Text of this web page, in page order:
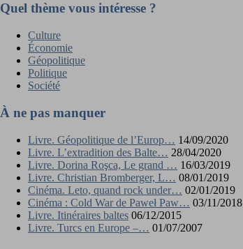
Quel thème vous intéresse ?
Culture
Économie
Géopolitique
Politique
Société
À ne pas manquer
Livre. Géopolitique de l’Europ… 14/09/2020
Livre. L’extradition des Balte… 28/04/2020
Livre. Dorina Roşca, Le grand … 16/03/2019
Livre. Christian Bromberger, L… 08/01/2019
Cinéma. Leto, quand rock under… 02/01/2019
Cinéma : Cold War de Paweł Paw… 03/11/2018
Livre. Itinéraires baltes 06/12/2015
Livre. Turcs en Europe –… 01/07/2007